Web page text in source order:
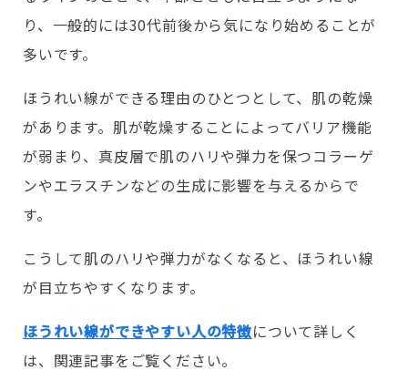
り、一般的には30代前後から気になり始めることが
多いです。
ほうれい線ができる理由のひとつとして、肌の乾燥
があります。肌が乾燥することによってバリア機能
が弱まり、真皮層で肌のハリや弾力を保つコラーゲ
ンやエラスチンなどの生成に影響を与えるからで
す。
こうして肌のハリや弾力がなくなると、ほうれい線
が目立ちやすくなります。
ほうれい線ができやすい人の特徴について詳しく
は、関連記事をご覧ください。